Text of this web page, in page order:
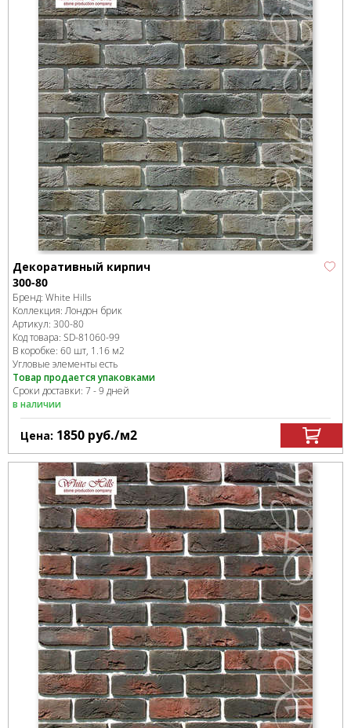
Декоративный кирпич
300-80
Бренд: White Hills
Коллекция:Лондон брик
Артикул: 300-80
Код товара: SD-81060-99
В коробке: 60 шт, 1.16 м2
Угловые элементы есть
Товар продается упаковками
Сроки доставки: 7 - 9 дней
в наличии
Цена: 1850 руб./м2